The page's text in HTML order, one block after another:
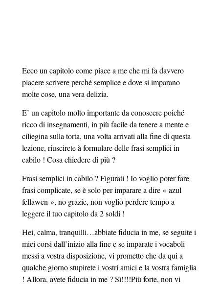
Ecco un capitolo come piace a me che mi fa davvero
piacere scrivere perché semplice e dove si imparano
molte cose, una vera delizia.
E’ un capitolo molto importante da conoscere poiché
ricco di insegnamenti, in più facile da tenere a mente e
ciliegina sulla torta, una volta arrivati alla fine di questa
lezione, riuscirete à formulare delle frasi semplici in
cabilo ! Cosa chiedere di più ?
Frasi semplici in cabilo ? Figurati ! Io voglio poter fare
frasi complicate, se è solo per imparare a dire « azul
fellawen », no grazie, non voglio perdere tempo a
leggere il tuo capitolo da 2 soldi !
Hei, calma, tranquilli…abbiate fiducia in me, se seguite i
miei corsi dall’inizio alla fine e se imparate i vocaboli
messi a vostra disposizione, vi prometto che da qui a
qualche giorno stupirete i vostri amici e la vostra famiglia
! Allora, avete fiducia in me ? Sì!!!!Più forte, non vi